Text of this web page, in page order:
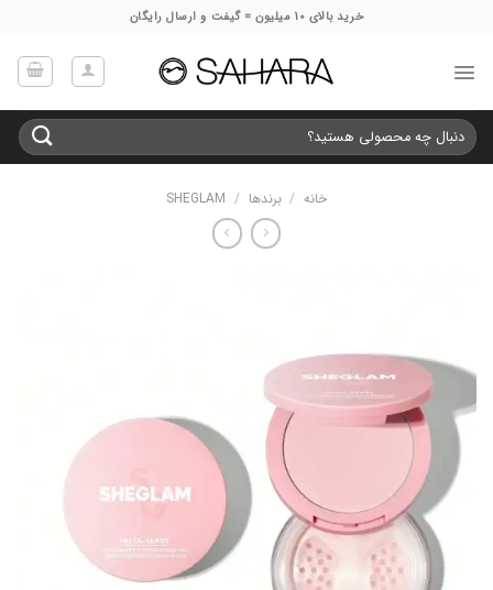
خرید بالای 10 میلیون = گیفت و ارسال رایگان
جستجو
برای:
خانه / برندها /
SHEGLAM